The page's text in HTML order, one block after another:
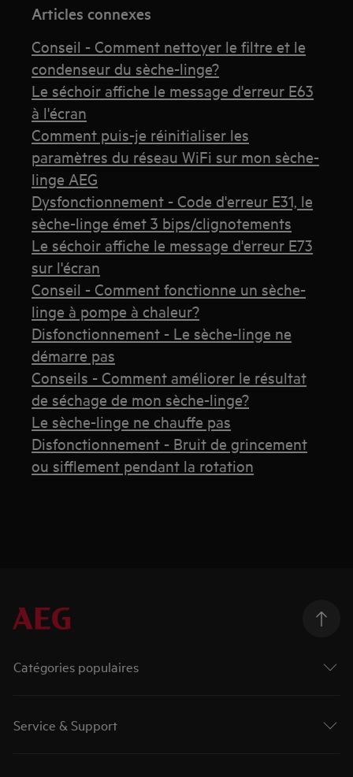
Articles connexes
Conseil - Comment nettoyer le filtre et le
condenseur du sèche-linge?
Le séchoir affiche le message d'erreur E63
à l'écran
Comment puis-je réinitialiser les
paramètres du réseau WiFi sur mon sèche-
linge AEG
Dysfonctionnement - Code d'erreur E31, le
sèche-linge émet 3 bips/clignotements
Le séchoir affiche le message d'erreur E73
sur l'écran
Conseil - Comment fonctionne un sèche-
linge à pompe à chaleur?
Disfonctionnement - Le sèche-linge ne
démarre pas
Conseils - Comment améliorer le résultat
de séchage de mon sèche-linge?
Le sèche-linge ne chauffe pas
Disfonctionnement - Bruit de grincement
ou sifflement pendant la rotation
Catégories populaires
Service & Support